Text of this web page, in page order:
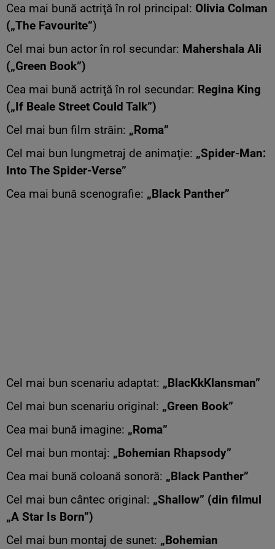
Cea mai bună actriţă în rol principal: Olivia Colman
(„The Favourite”)
Cel mai bun actor în rol secundar: Mahershala Ali
(„Green Book”)
Cea mai bună actriţă în rol secundar: Regina King
(„If Beale Street Could Talk”)
Cel mai bun film străin: „Roma”
Cel mai bun lungmetraj de animaţie: „Spider-Man:
Into The Spider-Verse”
Cea mai bună scenografie: „Black Panther”
Cel mai bun scenariu adaptat: „BlacKkKlansman”
Cel mai bun scenariu original: „Green Book”
Cea mai bună imagine: „Roma”
Cel mai bun montaj: „Bohemian Rhapsody”
Cea mai bună coloană sonoră: „Black Panther”
Cel mai bun cântec original: „Shallow” (din filmul
„A Star Is Born”)
Cel mai bun montaj de sunet: „Bohemian